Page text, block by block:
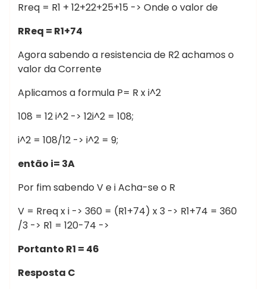
Rreq = R1 + 12+22+25+15 -> Onde o valor de
RReq = R1+74
Agora sabendo a resistencia de R2 achamos o
valor da Corrente
Aplicamos a formula P= R x i^2
108 = 12 i^2 -> 12i^2 = 108;
i^2 = 108/12 -> i^2 = 9;
então i= 3A
Por fim sabendo V e i Acha-se o R
V = Rreq x i -> 360 = (R1+74) x 3 -> R1+74 = 360
/3 -> R1 = 120-74 ->
Portanto R1 = 46
Resposta C